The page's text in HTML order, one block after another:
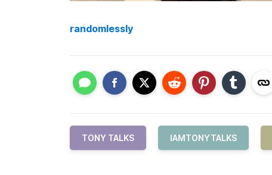
randomlessly
TONY TALKS IAMTONYTALKS